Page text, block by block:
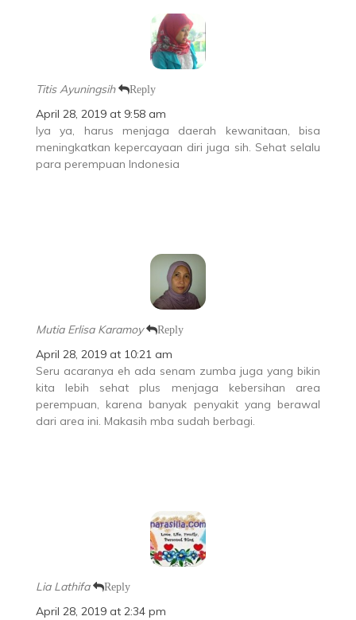
Titis Ayuningsih Reply
April 28, 2019 at 9:58 am
Iya ya, harus menjaga daerah kewanitaan, bisa
meningkatkan kepercayaan diri juga sih. Sehat selalu
para perempuan Indonesia
Mutia Erlisa Karamoy Reply
April 28, 2019 at 10:21 am
Seru acaranya eh ada senam zumba juga yang bikin
kita lebih sehat plus menjaga kebersihan area
perempuan, karena banyak penyakit yang berawal
dari area ini. Makasih mba sudah berbagi.
Lia Lathifa Reply
April 28, 2019 at 2:34 pm